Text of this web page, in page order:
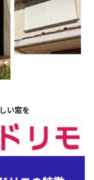
い窓を